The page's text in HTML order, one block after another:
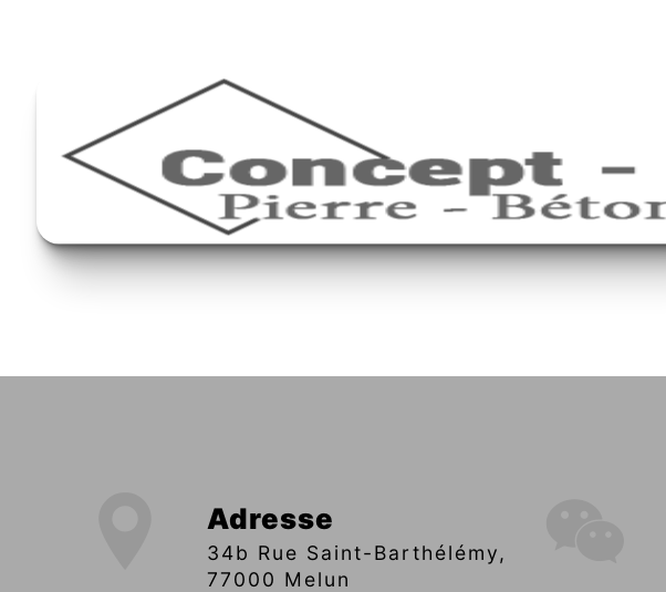
Adresse
34b Rue Saint-Barthélémy,
77000 Melun